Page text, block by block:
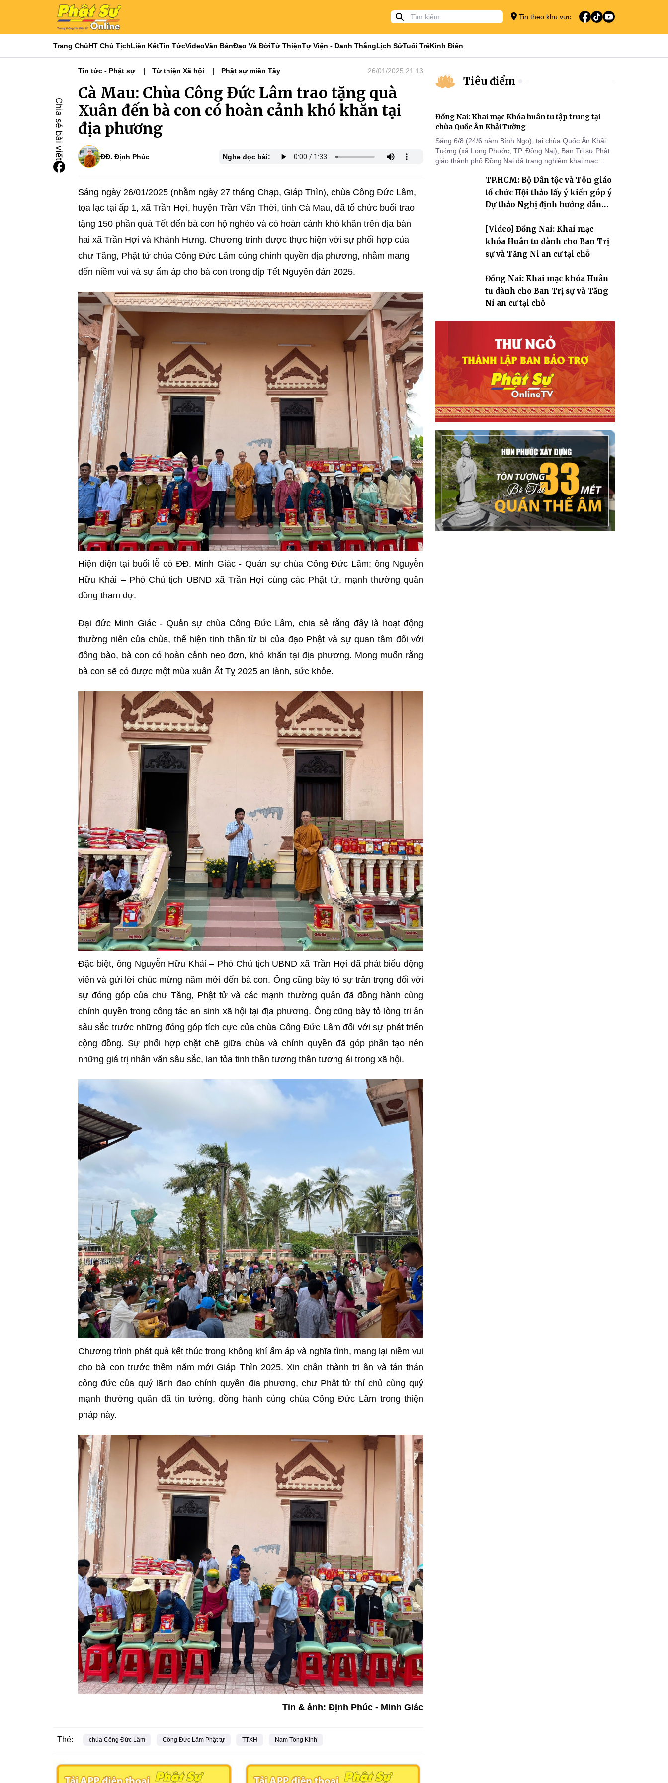
Tin theo khu vực
Trang ChủHT Chủ TịchLiên KếtTin TứcVideoVăn BảnĐạo Và ĐờiTừ ThiệnTự Viện - Danh ThắngLịch SửTuổi TrẻKinh Điển
Tin tức - Phật sự Từ thiện Xã hội Phật sự miền Tây 26/01/2025 21:13
Cà Mau: Chùa Công Đức Lâm trao tặng quà
Xuân đến bà con có hoàn cảnh khó khăn tại
địa phương
ĐĐ. Định Phúc Nghe đọc bài:
Sáng ngày 26/01/2025 (nhằm ngày 27 tháng Chạp, Giáp Thìn), chùa Công Đức Lâm,
tọa lạc tại ấp 1, xã Trần Hợi, huyện Trần Văn Thời, tỉnh Cà Mau, đã tổ chức buổi trao
tặng 150 phần quà Tết đến bà con hộ nghèo và có hoàn cảnh khó khăn trên địa bàn
hai xã Trần Hợi và Khánh Hưng. Chương trình được thực hiện với sự phối hợp của
chư Tăng, Phật tử chùa Công Đức Lâm cùng chính quyền địa phương, nhằm mang
đến niềm vui và sự ấm áp cho bà con trong dịp Tết Nguyên đán 2025.
Hiện diện tại buổi lễ có ĐĐ. Minh Giác - Quản sự chùa Công Đức Lâm; ông Nguyễn
Hữu Khải – Phó Chủ tịch UBND xã Trần Hợi cùng các Phật tử, mạnh thường quân
đồng tham dự.
Đại đức Minh Giác - Quản sự chùa Công Đức Lâm, chia sẻ rằng đây là hoạt động
thường niên của chùa, thể hiện tinh thần từ bi của đạo Phật và sự quan tâm đối với
đồng bào, bà con có hoàn cảnh neo đơn, khó khăn tại địa phương. Mong muốn rằng
bà con sẽ có được một mùa xuân Ất Tỵ 2025 an lành, sức khỏe.
Đặc biệt, ông Nguyễn Hữu Khải – Phó Chủ tịch UBND xã Trần Hợi đã phát biểu động
viên và gửi lời chúc mừng năm mới đến bà con. Ông cũng bày tỏ sự trân trọng đối với
sự đóng góp của chư Tăng, Phật tử và các mạnh thường quân đã đồng hành cùng
chính quyền trong công tác an sinh xã hội tại địa phương. Ông cũng bày tỏ lòng tri ân
sâu sắc trước những đóng góp tích cực của chùa Công Đức Lâm đối với sự phát triển
cộng đồng. Sự phối hợp chặt chẽ giữa chùa và chính quyền đã góp phần tạo nên
những giá trị nhân văn sâu sắc, lan tỏa tinh thần tương thân tương ái trong xã hội.
Chương trình phát quà kết thúc trong không khí ấm áp và nghĩa tình, mang lại niềm vui
cho bà con trước thềm năm mới Giáp Thìn 2025. Xin chân thành tri ân và tán thán
công đức của quý lãnh đạo chính quyền địa phương, chư Phật tử thí chủ cùng quý
mạnh thường quân đã tin tưởng, đồng hành cùng chùa Công Đức Lâm trong thiện
pháp này.
Tin & ảnh: Định Phúc - Minh Giác
Thẻ: chùa Công Đức Lâm Công Đức Lâm Phật tự TTXH Nam Tông Kinh
Tiêu điểm
Đồng Nai: Khai mạc Khóa huân tu tập trung tại
chùa Quốc Ân Khải Tường
Sáng 6/8 (24/6 năm Bính Ngọ), tại chùa Quốc Ân Khải
Tường (xã Long Phước, TP. Đồng Nai), Ban Trị sự Phật
giáo thành phố Đồng Nai đã trang nghiêm khai mạc
2570 dành cho chư Tăng hành giả an cư tại chỗ khu vực
VII, VIII và trường hạ chùa Quốc Ân Khải Tường.
TP.HCM: Bộ Dân tộc và Tôn giáo
tổ chức Hội thảo lấy ý kiến góp ý
Dự thảo Nghị định hướng dẫn
giáo
[Video] Đồng Nai: Khai mạc
khóa Huân tu dành cho Ban Trị
sự và Tăng Ni an cư tại chỗ
Đồng Nai: Khai mạc khóa Huân
tu dành cho Ban Trị sự và Tăng
Ni an cư tại chỗ